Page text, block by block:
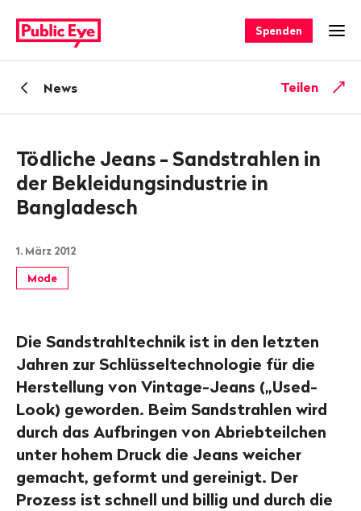
auf
publiceye.ch
Spenden
ZurückNews Teilen
Tödliche Jeans - Sandstrahlen in
der Bekleidungsindustrie in
Bangladesch
1. März 2012
Mode
Die Sandstrahltechnik ist in den letzten
Jahren zur Schlüsseltechnologie für die
Herstellung von Vintage-Jeans („Used-
Look) geworden. Beim Sandstrahlen wird
durch das Aufbringen von Abriebteilchen
unter hohem Druck die Jeans weicher
gemacht, geformt und gereinigt. Der
Prozess ist schnell und billig und durch die